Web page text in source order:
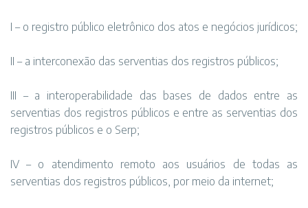
I – o registro público eletrônico dos atos e negócios jurídicos;
II – a interconexão das serventias dos registros públicos;
III – a interoperabilidade das bases de dados entre as
serventias dos registros públicos e entre as serventias dos
registros públicos e o Serp;
IV – o atendimento remoto aos usuários de todas as
serventias dos registros públicos, por meio da internet;